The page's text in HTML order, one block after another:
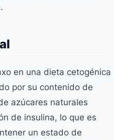
en una dieta cetogénica
por su contenido de
azúcares naturales
de insulina, lo que es
un estado de